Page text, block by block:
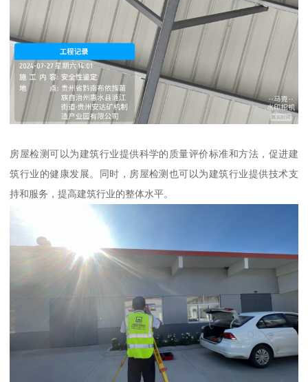
房屋检测可以为建筑行业提供科学的质量评价标准和方法，促进建
筑行业的健康发展。同时，房屋检测也可以为建筑行业提供技术支
持和服务，提高建筑行业的整体水平。